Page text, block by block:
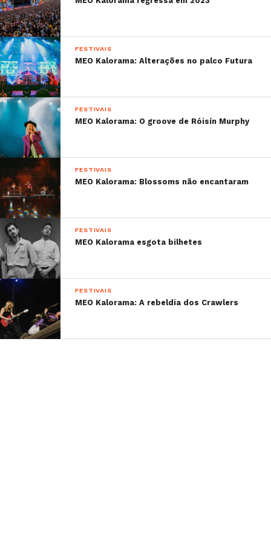
FESTIVAIS
MEO Kalorama: Alterações no palco Futura
FESTIVAIS
MEO Kalorama: O groove de Róisín Murphy
FESTIVAIS
MEO Kalorama: Blossoms não encantaram
FESTIVAIS
MEO Kalorama esgota bilhetes
FESTIVAIS
MEO Kalorama: A rebeldia dos Crawlers